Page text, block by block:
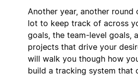
Another year, another round
lot to keep track of across
goals, the team-level goals,
projects that drive your
will walk you though how
build a tracking system that